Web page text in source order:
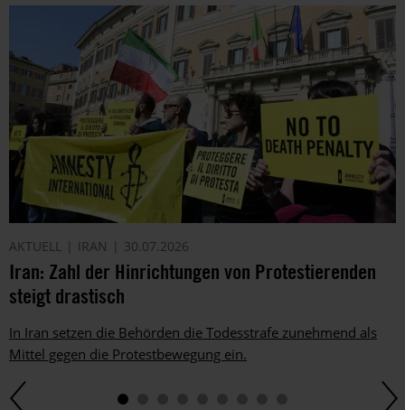
AKTUELL IRAN 30.07.2026
Iran: Zahl der Hinrichtungen von Protestierenden
steigt drastisch
In Iran setzen die Behörden die Todesstrafe zunehmend als
Mittel gegen die Protestbewegung ein.